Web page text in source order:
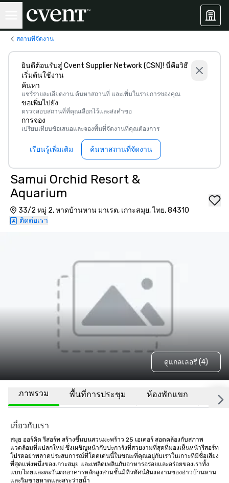
สถานที่จัดงาน
ยินดีต้อนรับสู่ Cvent Supplier Network (CSN)! นี่คือวิธี
เริ่มต้นใช้งาน
ค้นหา
แชร์รายละเอียดงาน ค้นหาสถานที่ และเพิ่มในรายการของคุณ
ขอเพิ่มไปยัง
ตรวจสอบสถานที่ที่คุณเลือกไว้และส่งคำขอ
การจอง
เปรียบเทียบข้อเสนอและจองพื้นที่จัดงานที่คุณต้องการ
เรียนรู้เพิ่มเติม ค้นหาสถานที่จัดงาน
Samui Orchid Resort &
Aquarium
33/2 หมู่ 2, หาดบ้านหาน มาเรต, เกาะสมุย, ไทย, 84310
ติดต่อเรา
ดูแกลเลอรี (4)
ภาพรวม พื้นที่การประชุม ห้องพักแขก สถา
เกี่ยวกับเรา
สมุย ออร์คิด รีสอร์ท สร้างขึ้นบนสวนมะพร้าว 25 เอเคอร์ สอดคล้องกับสภาพ
แวดล้อมที่แปลกใหม่ ซึ่งเผชิญหน้ากับปะการังที่สวยงามที่สุดที่มองเห็นหน้ารีสอร์ท
โปรดอย่าพลาดประสบการณ์ที่โดดเด่นนี้ในขณะที่คุณอยู่กับเราในเกาะที่มีชื่อเสียง
ที่สุดแห่งหนึ่งของเกาะสมุย และเพลิดเพลินกับอาหารอร่อยและอร่อยของเราทั้ง
แบบไทยและตะวันตกอาคารหลักสูงสามชั้นมีทิวทัศน์อันงดงามของอ่าวบ้านหาน
และริมชายหาดและสระว่ายน้ำ